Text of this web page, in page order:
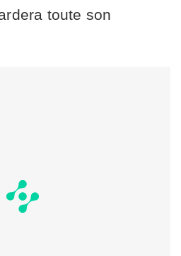
toute son